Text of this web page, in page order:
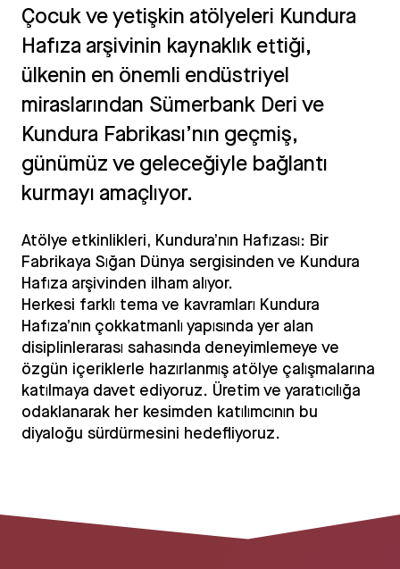
Çocuk ve yetişkin atölyeleri Kundura
Hafıza arşivinin kaynaklık ettiği,
ülkenin en önemli endüstriyel
miraslarından Sümerbank Deri ve
Kundura Fabrikası’nın geçmiş,
günümüz ve geleceğiyle bağlantı
kurmayı amaçlıyor.
Atölye etkinlikleri, Kundura’nın Hafızası: Bir
Fabrikaya Sığan Dünya sergisinden ve Kundura
Hafıza arşivinden ilham alıyor.
Herkesi farklı tema ve kavramları Kundura
Hafıza’nın çokkatmanlı yapısında yer alan
disiplinlerarası sahasında deneyimlemeye ve
özgün içeriklerle hazırlanmış atölye çalışmalarına
katılmaya davet ediyoruz. Üretim ve yaratıcılığa
odaklanarak her kesimden katılımcının bu
diyaloğu sürdürmesini hedefliyoruz.